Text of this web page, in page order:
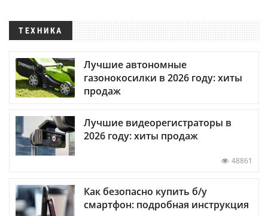
ТЕХНИКА
Лучшие автономные
газонокосилки в 2026 году: хиты
продаж
Лучшие видеорегистраторы в
2026 году: хиты продаж
48861
Как безопасно купить б/у
смартфон: подробная инструкция